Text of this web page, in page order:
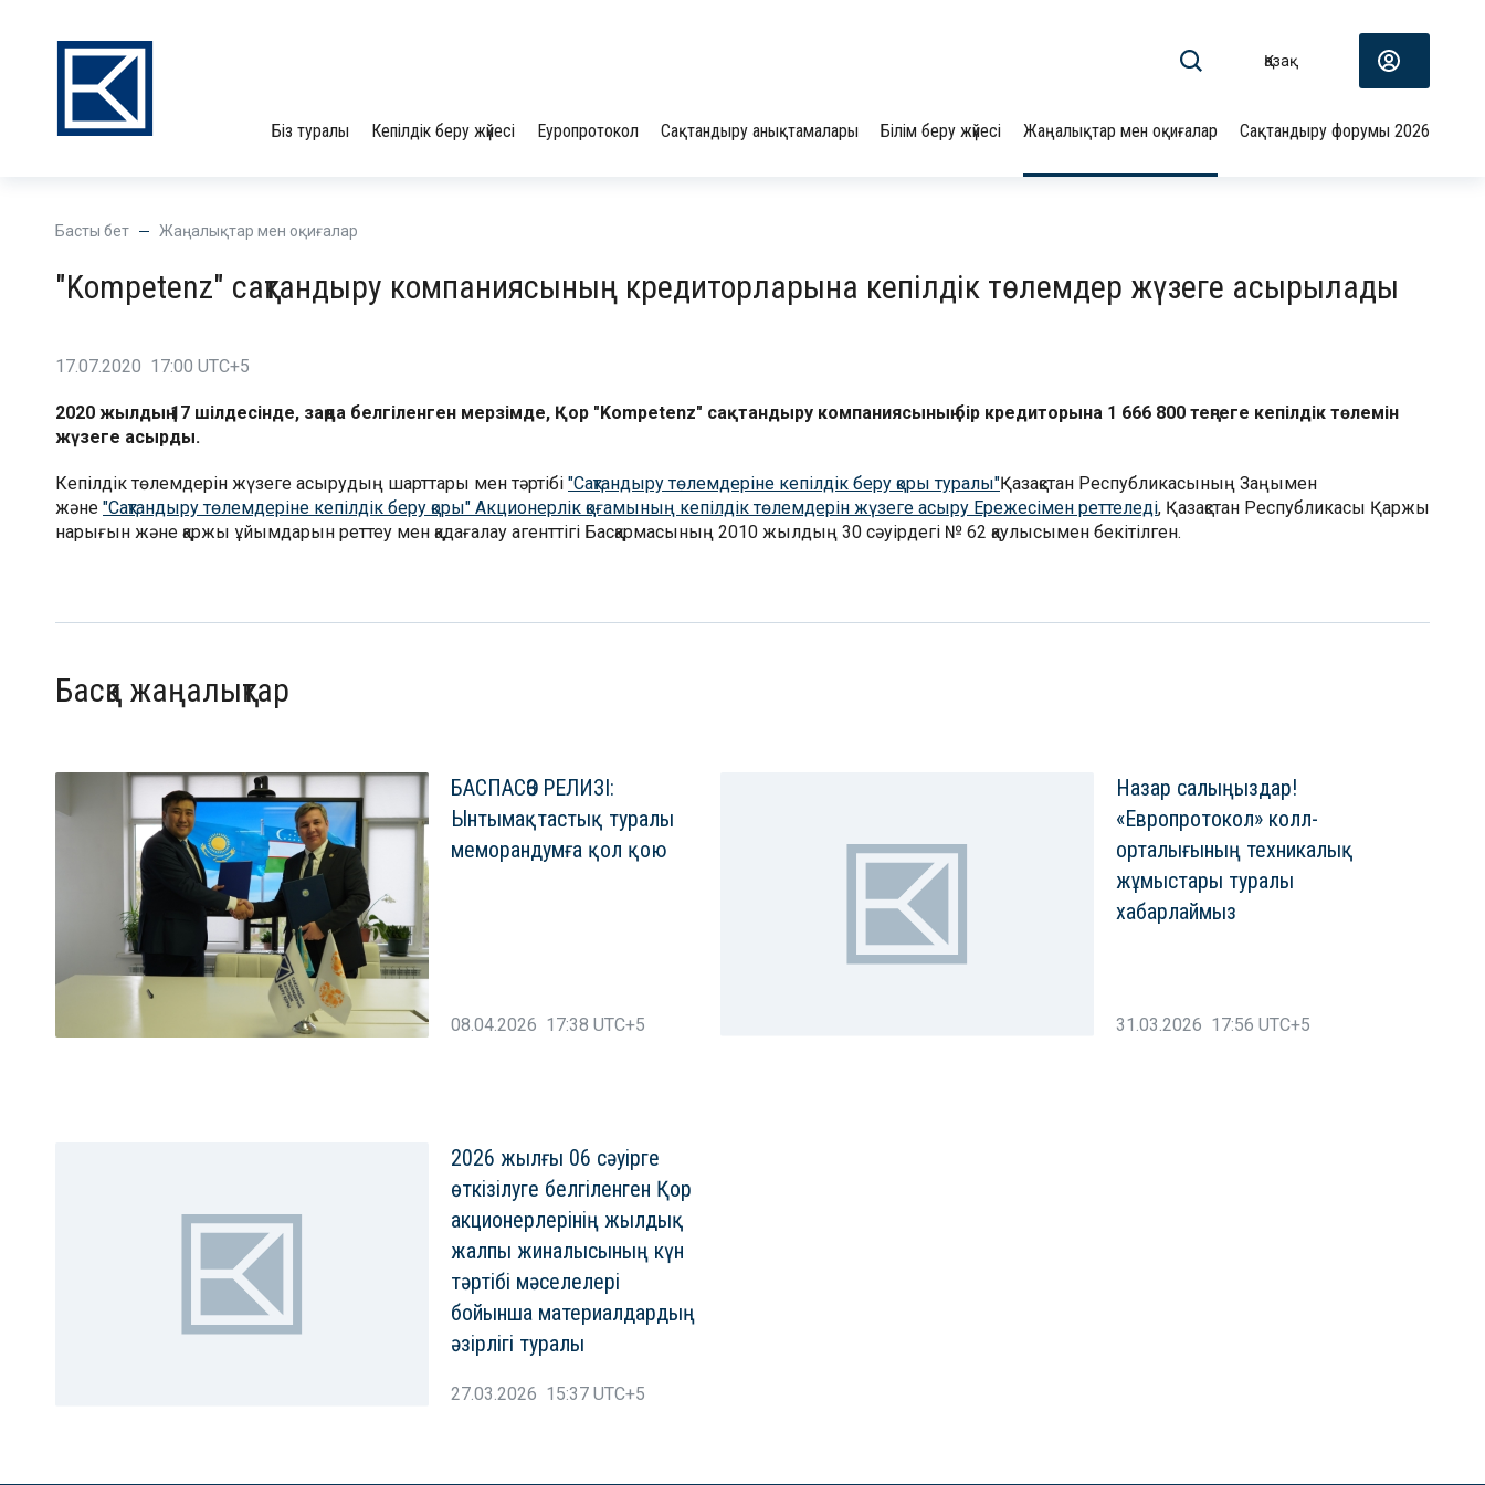
Қазақ
Біз туралы Кепілдік беру жүйесі Еуропротокол Сақтандыру анықтамалары Білім беру жүйесі Жаңалықтар мен оқиғалар Сақтандыру форумы 2026
Басты бет Жаңалықтар мен оқиғалар
"Kompetenz" сақтандыру компаниясының кредиторларына кепілдік төлемдер жүзеге асырылады
17.07.2020 17:00 UTC+5
2020 жылдың 17 шілдесінде, заңда белгіленген мерзімде, Қор "Kompetenz" сақтандыру компаниясының бір кредиторына 1 666 800 теңгеге кепілдік төлемін
жүзеге асырды.
Кепілдік төлемдерін жүзеге асырудың шарттары мен тәртібі "Сақтандыру төлемдеріне кепілдік беру қоры туралы"Қазақстан Республикасының Заңымен
және "Сақтандыру төлемдеріне кепілдік беру қоры" Акционерлік қоғамының кепілдік төлемдерін жүзеге асыру Ережесімен реттеледі, Қазақстан Республикасы Қаржы
нарығын және қаржы ұйымдарын реттеу мен қадағалау агенттігі Басқармасының 2010 жылдың 30 сәуірдегі № 62 қаулысымен бекітілген.
Басқа жаңалықтар
БАСПАСӨЗ РЕЛИЗІ:
Ынтымақтастық туралы
меморандумға қол қою
08.04.2026 17:38 UTC+5
Назар салыңыздар!
«Европротокол» колл-
орталығының техникалық
жұмыстары туралы
хабарлаймыз
31.03.2026 17:56 UTC+5
2026 жылғы 06 сәуірге
өткізілуге белгіленген Қор
акционерлерінің жылдық
жалпы жиналысының күн
тәртібі мәселелері
бойынша материалдардың
әзірлігі туралы
27.03.2026 15:37 UTC+5